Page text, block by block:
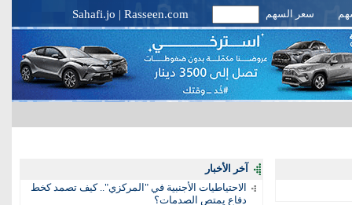
سعر السهم Sahafi.jo | Rasseen.com
آخر الأخبار
الاحتياطيات الأجنبية في "المركزي".. كيف تصمد كخط
دفاع يمتص الصدمات؟